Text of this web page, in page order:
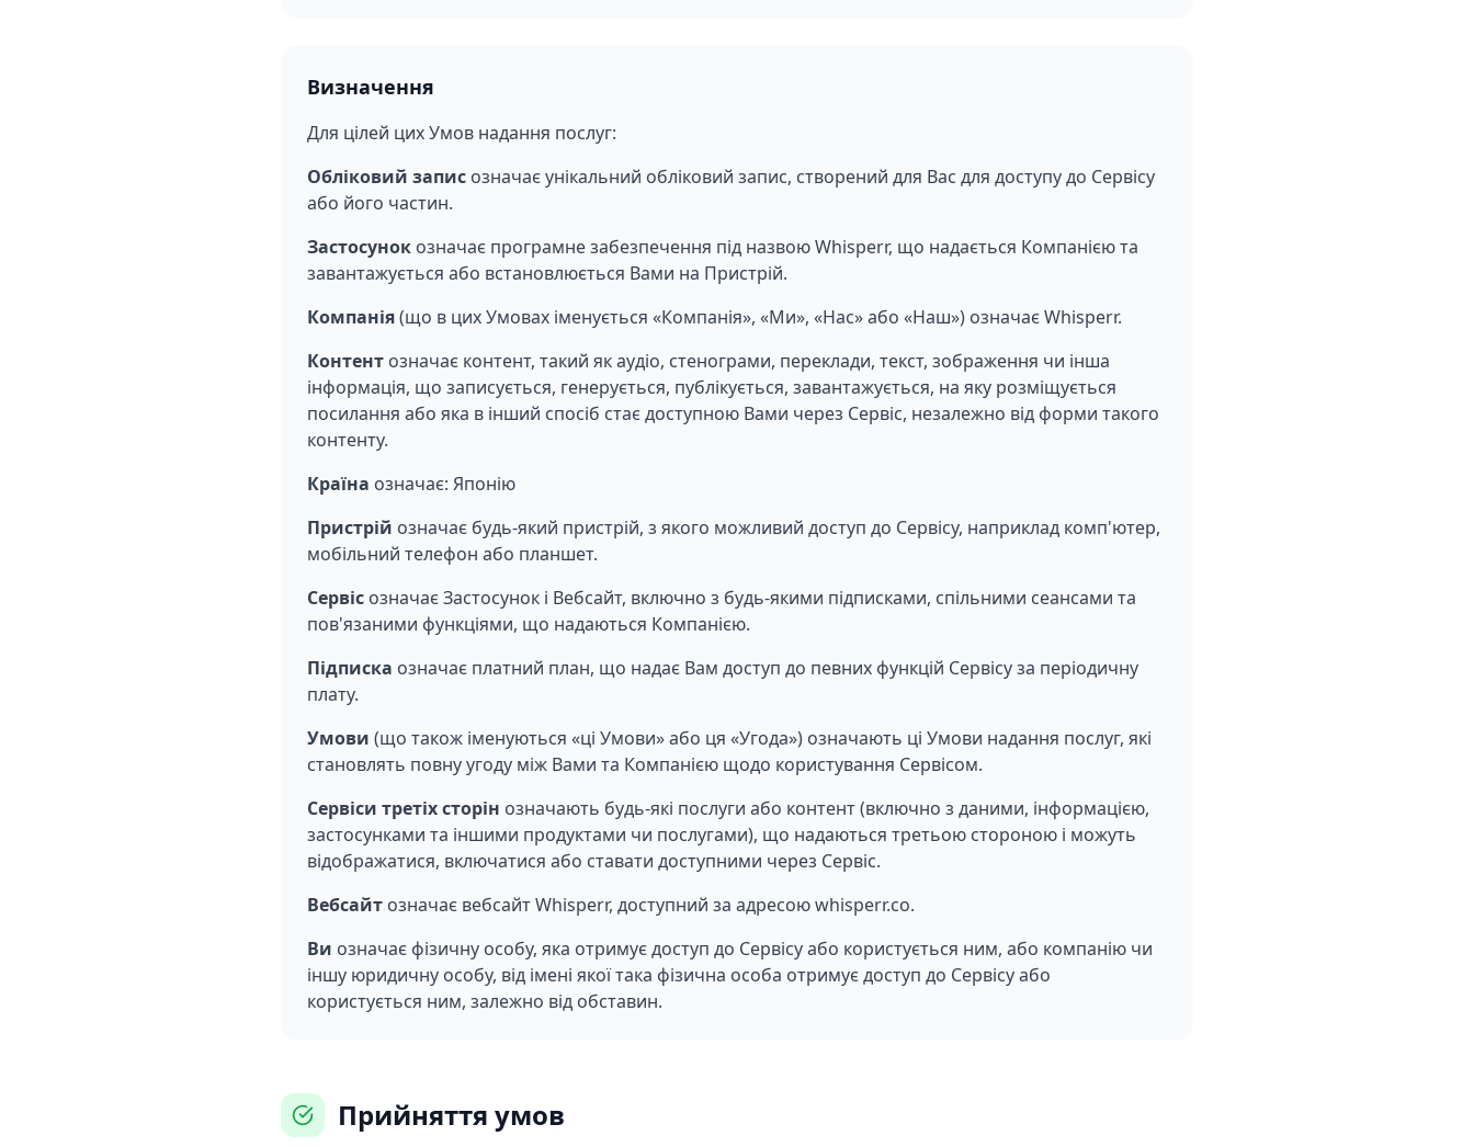
Визначення
Для цілей цих Умов надання послуг:
Обліковий запис означає унікальний обліковий запис, створений для Вас для доступу до Сервісу
або його частин.
Застосунок означає програмне забезпечення під назвою Whisperr, що надається Компанією та
завантажується або встановлюється Вами на Пристрій.
Компанія(що в цих Умовах іменується «Компанія», «Ми», «Нас» або «Наш») означає Whisperr.
Контент означає контент, такий як аудіо, стенограми, переклади, текст, зображення чи інша
інформація, що записується, генерується, публікується, завантажується, на яку розміщується
посилання або яка в інший спосіб стає доступною Вами через Сервіс, незалежно від форми такого
контенту.
Країна означає: Японію
Пристрій означає будь-який пристрій, з якого можливий доступ до Сервісу, наприклад комп'ютер,
мобільний телефон або планшет.
Сервіс означає Застосунок і Вебсайт, включно з будь-якими підписками, спільними сеансами та
пов'язаними функціями, що надаються Компанією.
Підписка означає платний план, що надає Вам доступ до певних функцій Сервісу за періодичну
плату.
Умови (що також іменуються «ці Умови» або ця «Угода») означають ці Умови надання послуг, які
становлять повну угоду між Вами та Компанією щодо користування Сервісом.
Сервіси третіх сторін означають будь-які послуги або контент (включно з даними, інформацією,
застосунками та іншими продуктами чи послугами), що надаються третьою стороною і можуть
відображатися, включатися або ставати доступними через Сервіс.
Вебсайт означає вебсайт Whisperr, доступний за адресою whisperr.co.
Ви означає фізичну особу, яка отримує доступ до Сервісу або користується ним, або компанію чи
іншу юридичну особу, від імені якої така фізична особа отримує доступ до Сервісу або
користується ним, залежно від обставин.
Прийняття умов